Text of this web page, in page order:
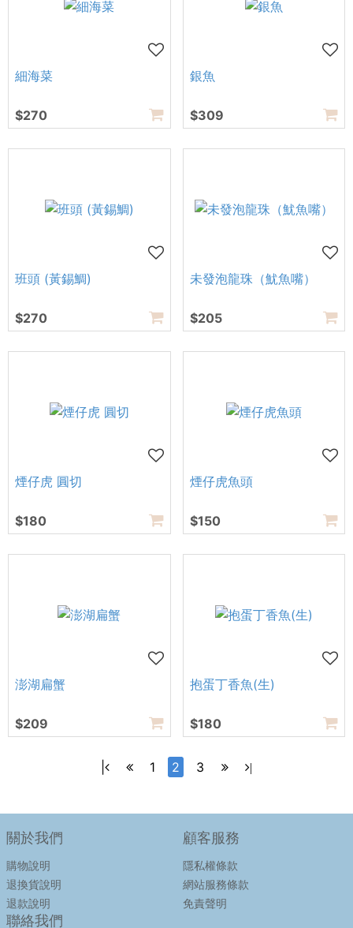
細海菜
$270
銀魚
$309
班頭 (黃錫鯛)
$270
未發泡龍珠（魷魚嘴）
$205
煙仔虎 圓切
$180
煙仔虎魚頭
$150
澎湖扁蟹
$209
抱蛋丁香魚(生)
$180
1 2 3 |
關於我們
購物說明
退換貨說明
退款說明
顧客服務
隱私權條款
網站服務條款
免責聲明
聯絡我們